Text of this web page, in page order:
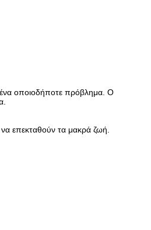
οποιοδήποτε πρόβλημα. Ο
επεκταθούν τα μακρά ζωή.